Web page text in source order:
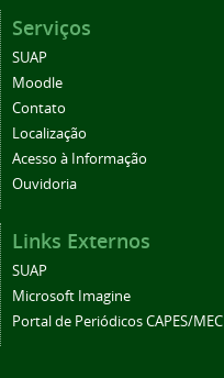
Serviços
SUAP
Moodle
Contato
Localização
Acesso à Informação
Ouvidoria
Links Externos
SUAP
Microsoft Imagine
Portal de Periódicos CAPES/MEC